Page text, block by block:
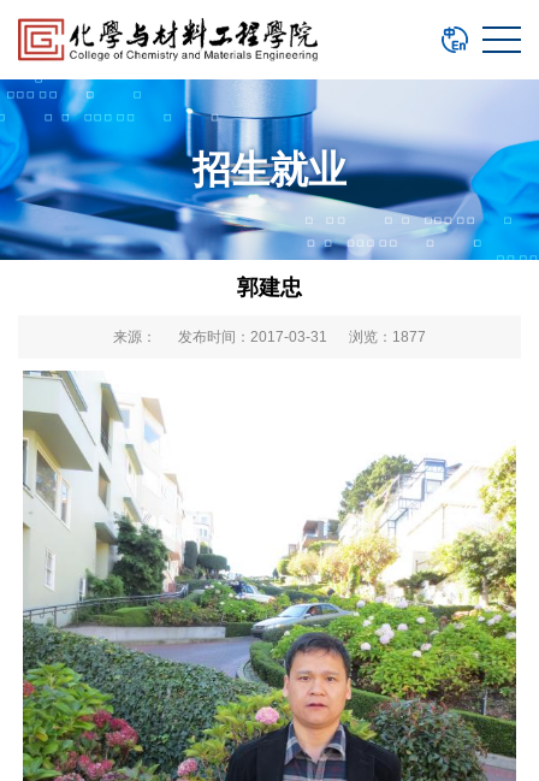
招生就业
郭建忠
来源： 发布时间：2017-03-31 浏览： 1877